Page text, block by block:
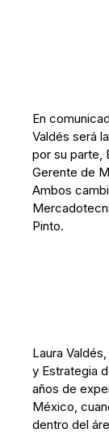
En
Valdés será
por su parte,
Gerente de
Ambos
Pinto.
Laura
y Estrategia
años de
México,
dentro del